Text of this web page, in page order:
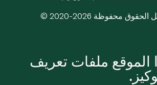
كل الحقوق محفوظة
الموقع ملفات تعريف